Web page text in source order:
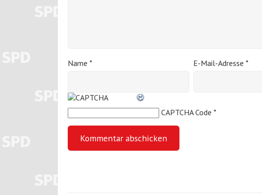
Name * E-Mail-Adresse*
CAPTCHA Code *